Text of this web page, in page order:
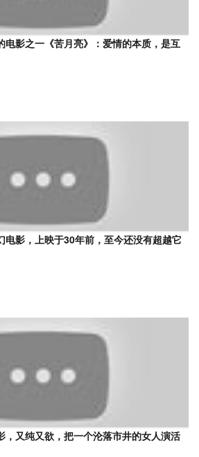
电影之一《苦月亮》：爱情的本质，是互
电影，上映于30年前，至今还没有超越它
，又纯又欲，把一个沦落市井的女人演活